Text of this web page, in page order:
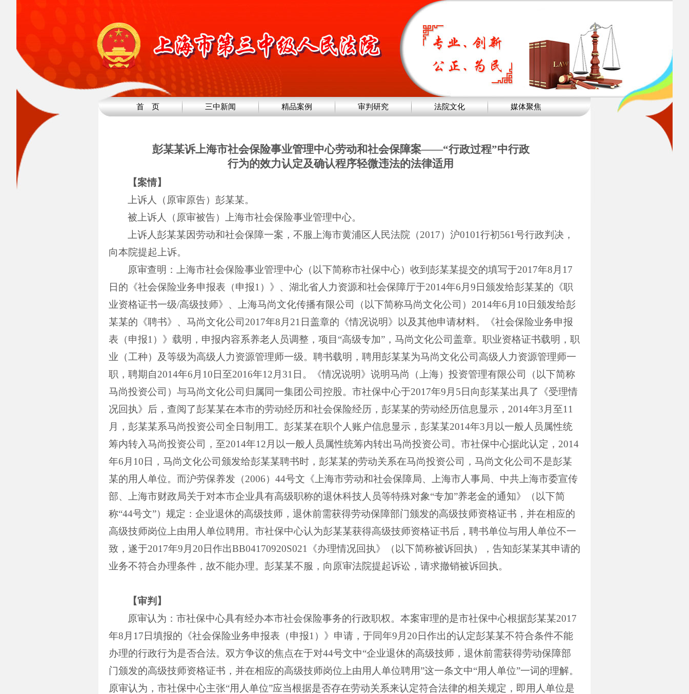
首 页 三中新闻 精品案例 审判研究 法院文化 媒体聚焦
彭某某诉上海市社会保险事业管理中心劳动和社会保障案——“行政过程”中行政
行为的效力认定及确认程序轻微违法的法律适用
【案情】
上诉人（原审原告）彭某某。
被上诉人（原审被告）上海市社会保险事业管理中心。
上诉人彭某某因劳动和社会保障一案，不服上海市黄浦区人民法院（2017）沪0101行初561号行政判决，
向本院提起上诉。
原审查明：上海市社会保险事业管理中心（以下简称市社保中心）收到彭某某提交的填写于2017年8 月 17
日的《社会保险业务申报表（申报1 ）》、湖北省人力资源和社会保障厅于2014年6 月 9 日颁发给彭某某的《职
业资格证书一级/高级技师》、上海马尚文化传播有限公司（以下简称马尚文化公司） 2014年6 月 10 日颁发给彭
某某的《聘书》、马尚文化公司 2017年8 月 21 日盖章的《情况说明》以及其他申请材料。《社会保险业务申报
表（申报1 ）》载明，申报内容系养老人员调整，项目“高级专加”，马尚文化公司盖章。职业资格证书载明，职
业（工种）及等级为高级人力资源管理师一级。聘书载明，聘用彭某某为马尚文化公司高级人力资源管理师一
职，聘期自2014年6 月 10 日至2016年12 月 31 日。《情况说明》说明马尚（上海）投资管理有限公司（以下简称
马尚投资公司）与马尚文化公司归属同一集团公司控股。市社保中心于2017年9 月 5 日向彭某某出具了《受理情
况回执》后，查阅了彭某某在本市的劳动经历和社会保险经历，彭某某的劳动经历信息显示， 2014年3 月至11
月，彭某某系马尚投资公司全日制用工。彭某某在职个人账户信息显示，彭某某2014年3 月以一般人员属性统
筹内转入马尚投资公司，至2014年12 月以一般人员属性统筹内转出马尚投资公司。市社保中心据此认定， 2014
年6 月 10 日，马尚文化公司颁发给彭某某聘书时，彭某某的劳动关系在马尚投资公司，马尚文化公司不是彭某
某的用人单位。而沪劳保养发（2006） 44号文《上海市劳动和社会保障局、上海市人事局、中共上海市委宣传
部、上海市财政局关于对本市企业具有高级职称的退休科技人员等特殊对象“专加”养老金的通知》（以下简
称“44号文”）规定：企业退休的高级技师，退休前需获得劳动保障部门颁发的高级技师资格证书，并在相应的
高级技师岗位上由用人单位聘用。市社保中心认为彭某某获得高级技师资格证书后，聘书单位与用人单位不一
致，遂于2017年9 月 20 日作出BB04170920S021
《办理情况回执》（以下简称被诉回执），告知彭某某其申请的
业务不符合办理条件，故不能办理。彭某某不服，向原审法院提起诉讼，请求撤销被诉回执。
【审判】
原审认为：市社保中心具有经办本市社会保险事务的行政职权。本案审理的是市社保中心根据彭某某2017
年8 月 17 日填报的《社会保险业务申报表（申报1 ）》申请，于同年9 月 20 日作出的认定彭某某不符合条件不能
办理的行政行为是否合法。双方争议的焦点在于对44号文中“企业退休的高级技师，退休前需获得劳动保障部
门颁发的高级技师资格证书，并在相应的高级技师岗位上由用人单位聘用”这一条文中“用人单位”一词的理解。
原审认为，市社保中心主张“用人单位”应当根据是否存在劳动关系来认定符合法律的相关规定，即用人单位是